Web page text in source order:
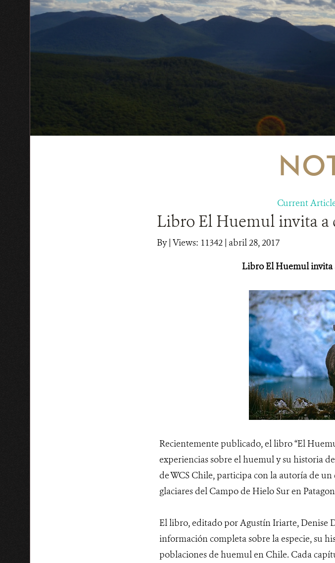
Current
Libro El Huemul invita a
By| Views: 11342| abril 28, 2017
Libro El Huemul invita
Recientemente publicado, el libro “El
experiencias sobre el huemul y su historia
de WCS Chile, participa con la autoría de un
glaciares del Campo de Hielo Sur en
El libro, editado por Agustín Iriarte, Denise
información completa sobre la especie, su
poblaciones de huemul en Chile. Cada